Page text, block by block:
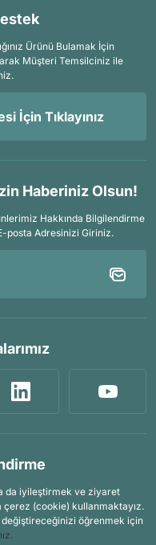
Ürünü Bulamak İçin
Müşteri Temsilciniz ile
İçin Tıklayınız
Haberiniz Olsun!
Hakkında Bilgilendirme
posta Adresinizi Giriniz.
da iyileştirmek ve ziyaret
çerez (cookie) kullanmaktayız.
değiştireceğinizi öğrenmek için